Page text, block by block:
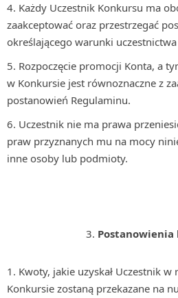
Każdy Uczestnik Konkursu ma
zaakceptować oraz przestrzegać
określającego warunki
Rozpoczęcie promocji Konta, a
w Konkursie jest równoznaczne z
postanowień Regulaminu.
Uczestnik nie ma prawa
praw przyznanych mu na mocy
inne osoby lub podmioty.
Postanowienia
Kwoty, jakie uzyskał Uczestnik w
Konkursie zostaną przekazane na